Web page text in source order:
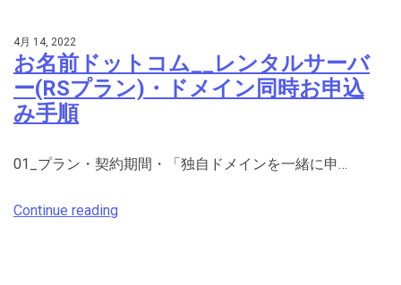
4月 14, 2022
お名前ドットコム__レンタルサーバ
ー(RSプラン)・ドメイン同時お申込
み手順
01_プラン・契約期間・「独自ドメインを一緒に申…
Continue reading